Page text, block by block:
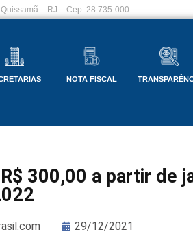
– RJ – Cep: 28.735-000
NOTA FISCAL
300,00 a partir de
29/12/2021